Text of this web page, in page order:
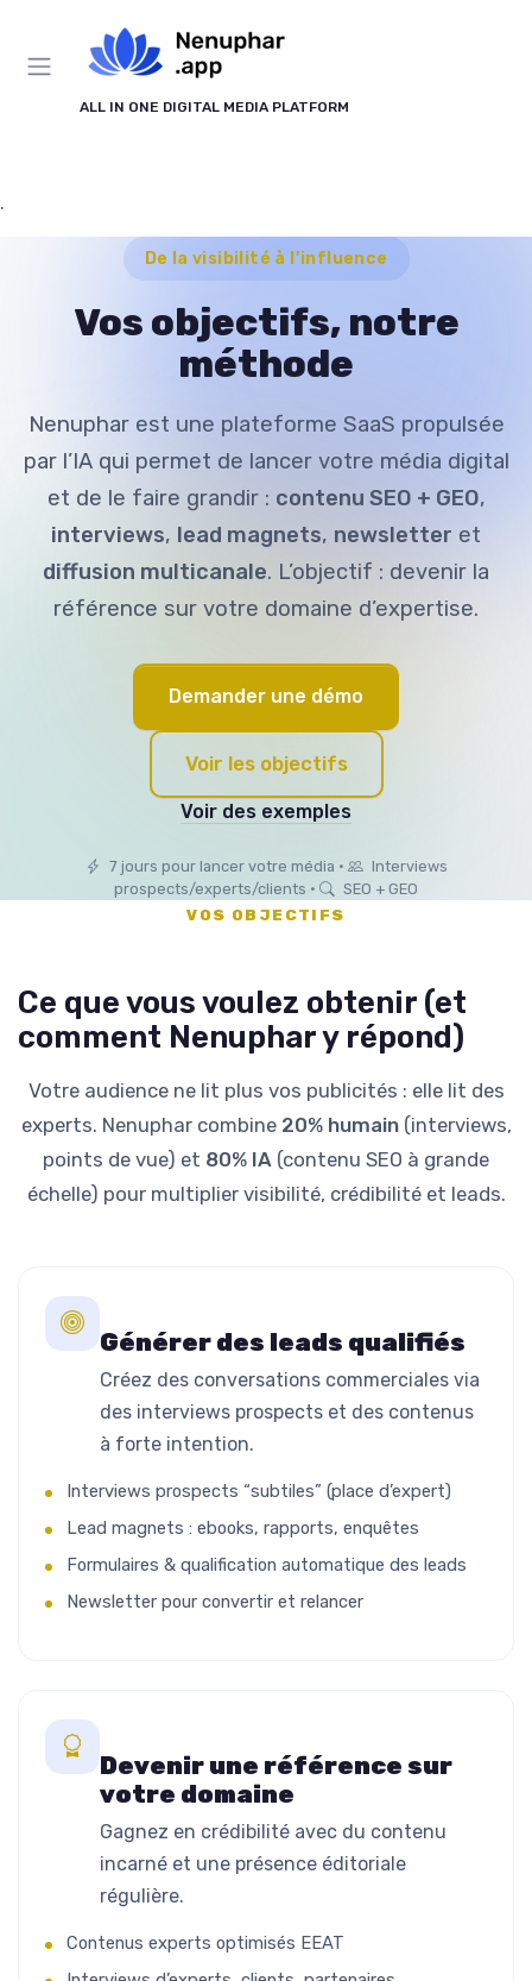
ALL IN ONE DIGITAL MEDIA PLATFORM
.
De la visibilité à l’influence
Vos objectifs, notre
méthode
Nenuphar est une plateforme SaaS propulsée
par l’IA qui permet de lancer votre média digital
et de le faire grandir : contenu SEO + GEO,
interviews, lead magnets, newsletter et
diffusion multicanale. L’objectif : devenir la
référence sur votre domaine d’expertise.
Demander une démo
Voir les objectifs
Voir des exemples
7 jours pour lancer votre média •
Interviews
prospects/experts/clients •
SEO + GEO
VOS OBJECTIFS
Ce que vous voulez obtenir (et
comment Nenuphar y répond)
Votre audience ne lit plus vos publicités : elle lit des
experts. Nenuphar combine 20% humain(interviews,
points de vue) et 80% IA (contenu SEO à grande
échelle) pour multiplier visibilité, crédibilité et leads.
Générer des leads qualifiés
Créez des conversations commerciales via
des interviews prospects et des contenus
à forte intention.
Interviews prospects “subtiles” (place d’expert)
Lead magnets : ebooks, rapports, enquêtes
Formulaires & qualification automatique des leads
Newsletter pour convertir et relancer
Devenir une référence sur
votre domaine
Gagnez en crédibilité avec du contenu
incarné et une présence éditoriale
régulière.
Contenus experts optimisés EEAT